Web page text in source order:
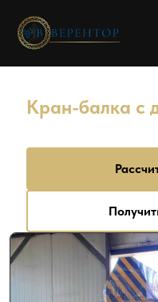
Главная
Кран-балка с доставкой по
Кран-балка с